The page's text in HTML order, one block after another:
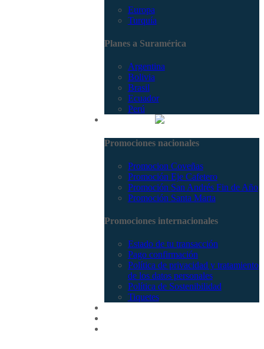
Europa
Turquía
Planes a Suramérica
Argentina
Bolivia
Brasil
Ecuador
Perú
Promociones nacionales
Promocion Coveñas
Promoción Eje Cafetero
Promoción San Andrés Fin de Año
Promoción Santa Marta
Promociones internacionales
Estado de tu transacción
Pago confirmación
Política de privacidad y tratamiento
de los datos personales
Política de Sostenibilidad
Tiquetes